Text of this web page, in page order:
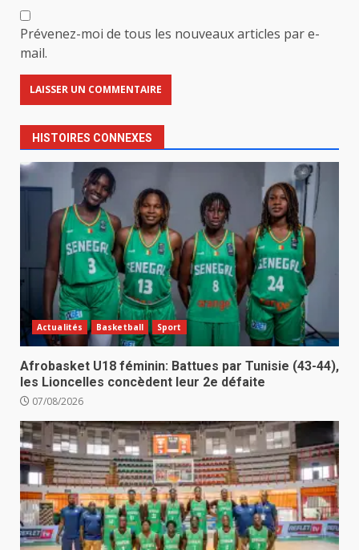
Prévenez-moi de tous les nouveaux articles par e-
mail.
HISTOIRES CONNEXES
Actualités Basketball Sport
Afrobasket U18 féminin: Battues par Tunisie (43-44),
les Lioncelles concèdent leur 2e défaite
07/08/2026